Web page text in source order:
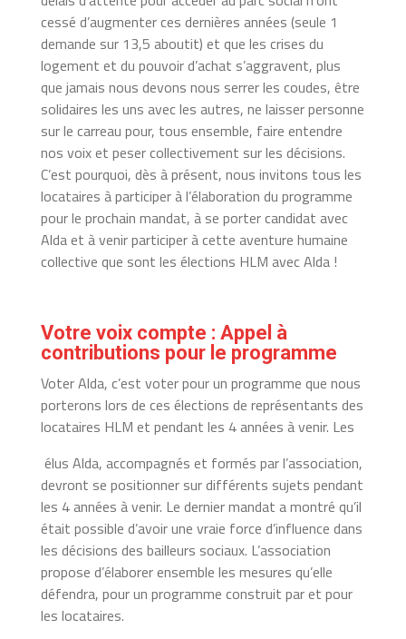
cessé d’augmenter ces dernières années (seule 1
demande sur 13,5 aboutit) et que les crises du
logement et du pouvoir d’achat s’aggravent, plus
que jamais nous devons nous serrer les coudes, être
solidaires les uns avec les autres, ne laisser personne
sur le carreau pour, tous ensemble, faire entendre
nos voix et peser collectivement sur les décisions.
C’est pourquoi, dès à présent, nous invitons tous les
locataires à participer à l’élaboration du programme
pour le prochain mandat, à se porter candidat avec
Alda et à venir participer à cette aventure humaine
collective que sont les élections HLM avec Alda !
Votre voix compte : Appel à
contributions pour le programme
Voter Alda, c’est voter pour un programme que nous
porterons lors de ces élections de représentants des
locataires HLM et pendant les 4 années à venir. Les
élus Alda, accompagnés et formés par l’association,
devront se positionner sur différents sujets pendant
les 4 années à venir. Le dernier mandat a montré qu’il
était possible d’avoir une vraie force d’influence dans
les décisions des bailleurs sociaux. L’association
propose d’élaborer ensemble les mesures qu’elle
défendra, pour un programme construit par et pour
les locataires.